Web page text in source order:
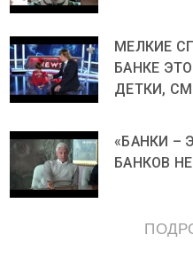
МЕЛКИЕ
БАНКЕ
ДЕТКИ,
«БАНКИ –
БАНКОВ